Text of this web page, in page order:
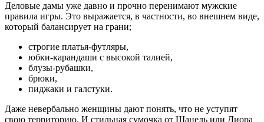
Деловые дамы уже давно и прочно перенимают мужские
правила игры. Это выражается, в частности, во внешнем виде,
который балансирует на грани;
строгие платья-футляры,
юбки-карандаши с высокой талией,
блузы-рубашки,
брюки,
пиджаки и галстуки.
Даже невербально женщины дают понять, что не уступят
свою территорию. И стильная сумочка от Шанель или Диора